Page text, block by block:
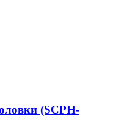
(SCPH-